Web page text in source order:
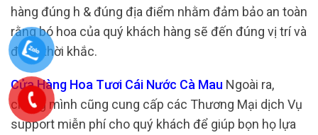
hàng đúng h & đúng địa điểm nhằm đảm bảo an toàn
rằng bó hoa của quý khách hàng sẽ đến đúng vị trí và
đúng thời khắc.
Cửa Hàng Hoa Tươi Cái Nước Cà Mau Ngoài ra,
chúng mình cũng cung cấp các Thương Mại dịch Vụ
support miễn phí cho quý khách để giúp bọn họ lựa